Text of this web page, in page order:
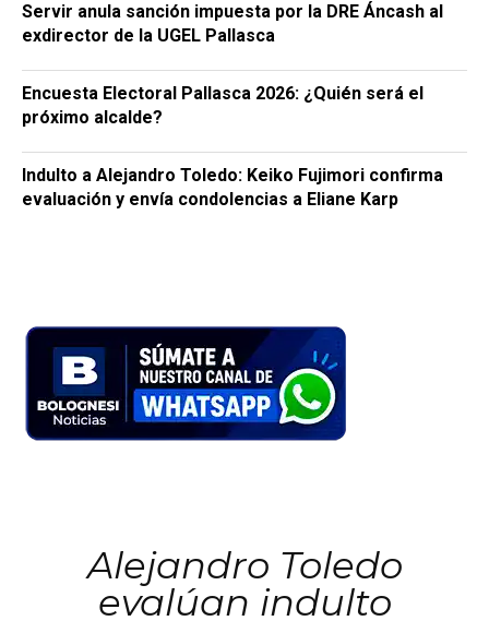
Servir anula sanción impuesta por la DRE Áncash al
exdirector de la UGEL Pallasca
Encuesta Electoral Pallasca 2026: ¿Quién será el
próximo alcalde?
Indulto a Alejandro Toledo: Keiko Fujimori confirma
evaluación y envía condolencias a Eliane Karp
Alejandro Toledo
evalúan indulto